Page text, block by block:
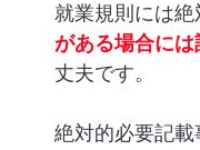
就業規則には
がある場合に
丈夫です。
絶対的必要記